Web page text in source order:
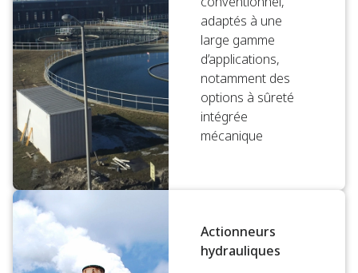
adaptés à une
large gamme
d’applications,
notamment des
options à sûreté
intégrée
mécanique
Actionneurs
hydrauliques